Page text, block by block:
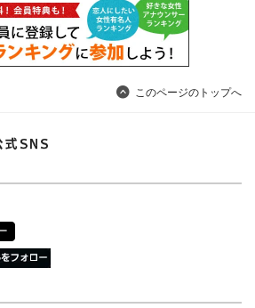
このページのトップへ